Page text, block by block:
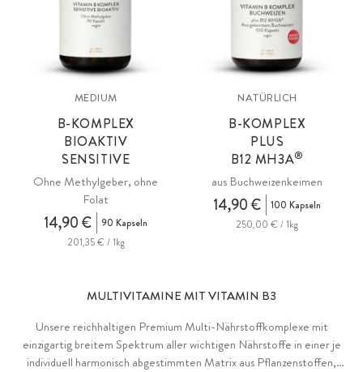
MEDIUM
B-KOMPLEX
BIOAKTIV
SENSITIVE
Ohne Methylgeber, ohne
Folat
14,90 €
90 Kapseln
201,35 € / 1kg
NATÜRLICH
B-KOMPLEX
PLUS
B12 MH3A®
aus Buchweizenkeimen
14,90 €
100 Kapseln
250,00 € / 1kg
MULTIVITAMINE MIT VITAMIN B3
Unsere reichhaltigen Premium Multi-Nährstoffkomplexe mit
einzigartig breitem Spektrum aller wichtigen Nährstoffe in einer je
individuell harmonisch abgestimmten Matrix aus Pflanzenstoffen,